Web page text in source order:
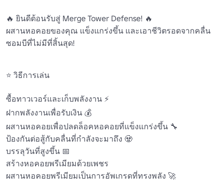
🔥 ยินดีต้อนรับสู่ Merge Tower Defense! 🔥
ผสานหอคอยของคุณ แข็งแกร่งขึ้น และเอาชีวิตรอดจากคลื่น
ซอมบีที่ไม่มีที่สิ้นสุด!
⭐ วิธีการเล่น
ซื้อทาวเวอร์และเก็บพลังงาน ⚡
ฝากพลังงานเพื่อรับเงิน 💰
ผสานหอคอยเพื่อปลดล็อคหอคอยที่แข็งแกร่งขึ้น 🔧
ป้องกันต่อสู้กับคลื่นที่กำลังจะมาถึง 🧟
บรรลุวันที่สูงขึ้น 📅
สร้างหอคอยพรีเมียมด้วยเพชร
ผสานหอคอยพรีเมียมเป็นการอัพเกรดที่ทรงพลัง 🚀